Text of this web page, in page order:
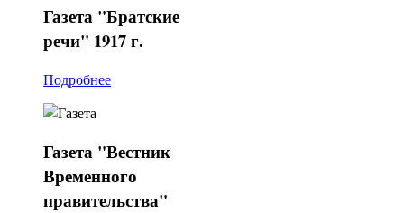
Газета "Братские
речи" 1917 г.
Подробнее
Газета "Вестник
Временного
правительства"